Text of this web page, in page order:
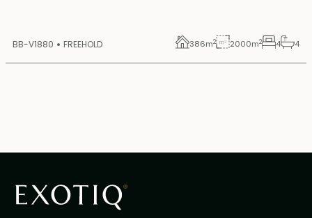
BB-V1880 FREEHOLD 386m2 2000m2 4 4